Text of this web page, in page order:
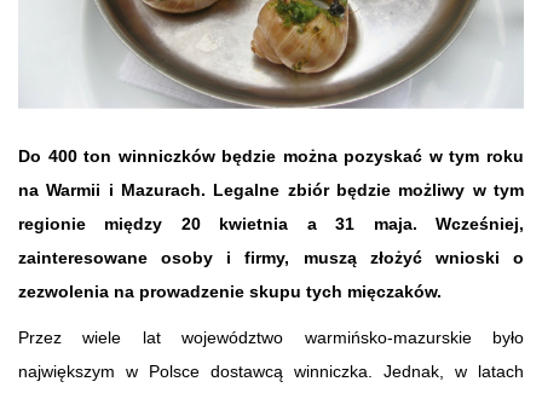
Do 400 ton winniczków będzie można pozyskać w tym roku
na Warmii i Mazurach. Legalne zbiór będzie możliwy w tym
regionie między 20 kwietnia a 31 maja. Wcześniej,
zainteresowane osoby i firmy, muszą złożyć wnioski o
zezwolenia na prowadzenie skupu tych mięczaków.
Przez wiele lat województwo warmińsko-mazurskie było
największym w Polsce dostawcą winniczka. Jednak, w latach